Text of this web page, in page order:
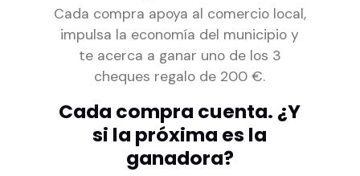
Cada compra apoya al comercio local,
impulsa la economía del municipio y
te acerca a ganar uno de los 3
cheques regalo de 200 €.
Cada compra cuenta. ¿Y
si la próxima es la
ganadora?